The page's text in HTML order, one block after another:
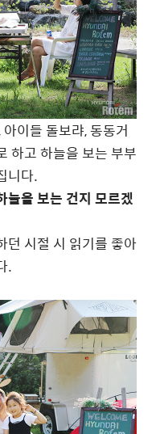
이들 돌보랴, 동동거
하고 하늘을 보는 부부
니다.
늘을 보는 건지 모르겠
던 시절 시 읽기를 좋아
.